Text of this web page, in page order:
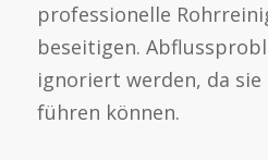
professionelle
beseitigen.
ignoriert werden, da sie
führen können.